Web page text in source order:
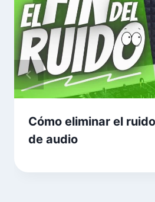
Cómo eliminar el
de audio